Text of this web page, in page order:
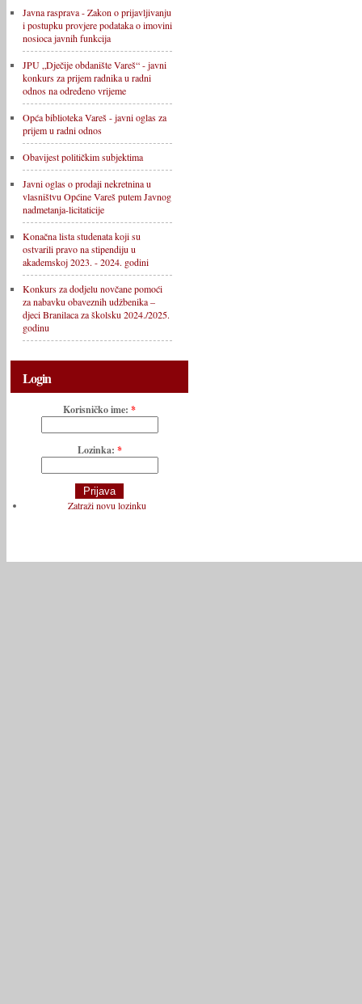
Javna rasprava - Zakon o prijavljivanju
i postupku provjere podataka o imovini
nosioca javnih funkcija
JPU „Dječije obdanište Vareš“ - javni
konkurs za prijem radnika u radni
odnos na određeno vrijeme
Opća biblioteka Vareš - javni oglas za
prijem u radni odnos
Obavijest političkim subjektima
Javni oglas o prodaji nekretnina u
vlasništvu Općine Vareš putem Javnog
nadmetanja-licitaticije
Konačna lista studenata koji su
ostvarili pravo na stipendiju u
akademskoj 2023. - 2024. godini
Konkurs za dodjelu novčane pomoći
za nabavku obaveznih udžbenika –
djeci Branilaca za školsku 2024./2025.
godinu
Login
Korisničko ime: *
Lozinka: *
Zatraži novu lozinku